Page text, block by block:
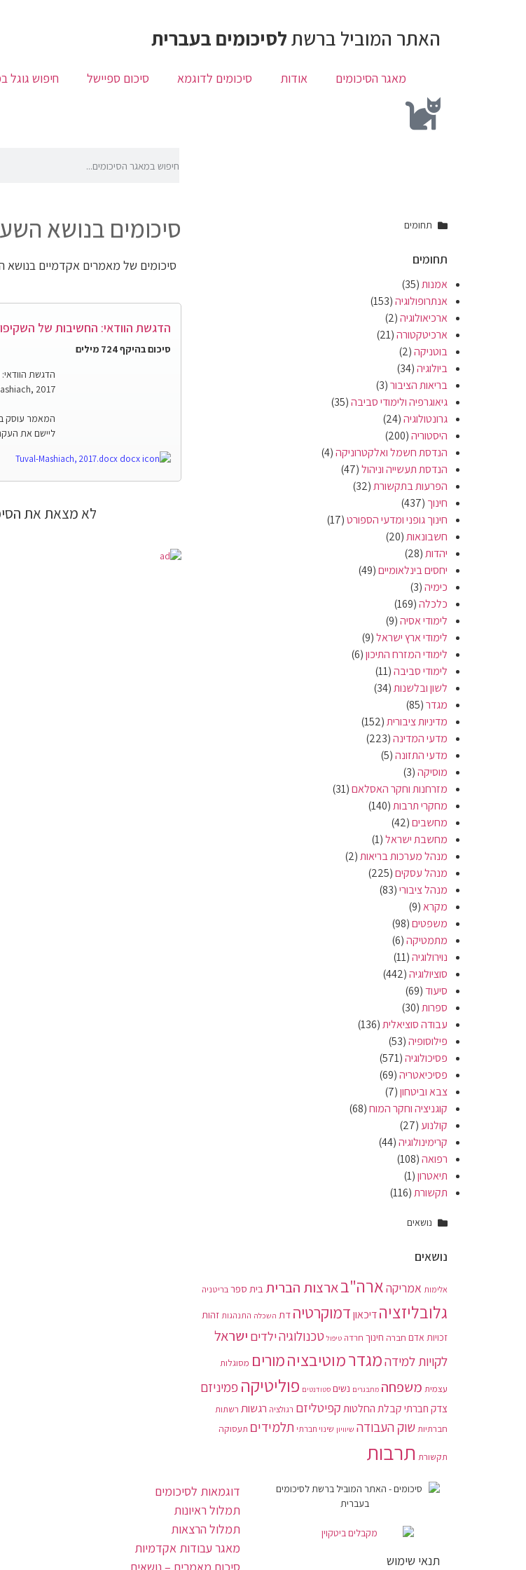
האתר המוביל ברשתלסיכומים בעברית
מאגר הסיכומים אודות סיכומים לדוגמא סיכום ספיישל חיפוש גוגל
תחומים
תחומים
אמנות(35)
אנתרופולוגיה(153)
ארכיאולוגיה(2)
ארכיטקטורה(21)
בוטניקה(2)
ביולוגיה(34)
בריאות הציבור(3)
גיאוגרפיה ולימודי סביבה(35)
גרונטולוגיה(24)
היסטוריה(200)
הנדסת חשמל ואלקטרוניקה(4)
הנדסת תעשייה וניהול(47)
הפרעות בתקשורת(32)
חינוך (437)
חינוך גופני ומדעי הספורט(17)
חשבונאות(20)
יהדות(28)
יחסים בינלאומיים(49)
כימיה(3)
כלכלה(169)
לימודי אסיה(9)
לימודי ארץ ישראל(9)
לימודי המזרח התיכון(6)
לימודי סביבה(11)
לשון ובלשנות(34)
מגדר(85)
מדיניות ציבורית(152)
מדעי המדינה(223)
מדעי התזונה(5)
מוסיקה(3)
מזרחנות וחקר האסלאם(31)
מחקרי תרבות(140)
מחשבים(42)
מחשבת ישראל(1)
מנהל מערכות בריאות(2)
מנהל עסקים(225)
מנהל ציבורי(83)
מקרא(9)
משפטים(98)
מתמטיקה(6)
נוירולוגיה(11)
סוציולוגיה(442)
סיעוד(69)
ספרות(30)
עבודה סוציאלית(136)
פילוסופיה(53)
פסיכולוגיה(571)
פסיכיאטריה(69)
צבא וביטחון(7)
קוגניציה וחקר המוח(68)
קולנוע (27)
קרימינולוגיה(44)
רפואה(108)
תיאטרון(1)
תקשורת(116)
נושאים
נושאים
אלימות אמריקהארה"בארצות הברית בית ספרבריטניה
גלובליזציהדיכאוןדמוקרטיה דת השכלה התנהגותזהות
זכויות אדם חברה חינוך חרדה טיפול טכנולוגיהילדים ישראל
לקויות למידהמגדרמוטיבציהמורים מסוגלות
עצמית משפחה מתבגרים נשים סטודנטים פוליטיקה פמיניזם
צדק חברתי קבלת החלטותקפיטליזם רגולציה רגשות רשתות
חברתיותשוק העבודה שיוויון שינוי חברתי תלמידים תעסוקה
תקשורת תרבות
סיכומים בנושא
סיכומים של מאמרים אקדמיים בנושא
הדגשת הוודאי: החשיבות של
סיכום בהיקף 724 מילים
הדגשת
2017
המאמר עוסק
ליישם את
לא מצאת את
תנאי שימוש
דוגמאות לסיכומים
תמלול ראיונות
תמלול הרצאות
מאגר עבודות אקדמיות